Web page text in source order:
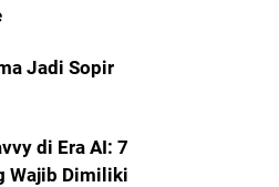
Jadi Sopir
di Era AI: 7
Wajib Dimiliki